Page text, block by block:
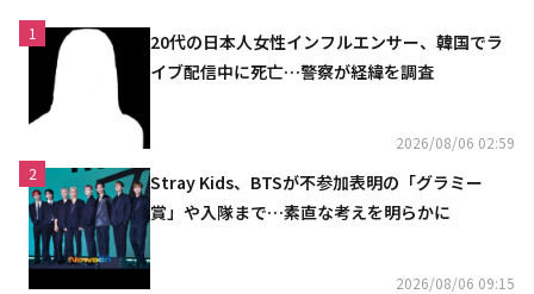
1
20代の日本人女性インフルエンサー、韓国でラ
イブ配信中に死亡…警察が経緯を調査
2026/08/06 02:59
2
Stray Kids、BTSが不参加表明の「グラミー
賞」や入隊まで…素直な考えを明らかに
2026/08/06 09:15